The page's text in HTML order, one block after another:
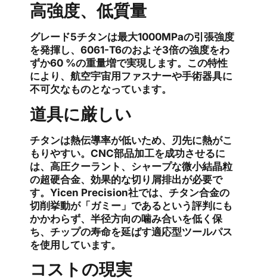
高強度、低質量
グレード5チタンは最大1000MPaの引張強度
を発揮し、6061-T6のおよそ3倍の強度をわ
ずか60 %の重量増で実現します。この特性
により、航空宇宙用ファスナーや手術器具に
不可欠なものとなっています。
道具に厳しい
チタンは熱伝導率が低いため、刃先に熱がこ
もりやすい。CNC部品加工を成功させるに
は、高圧クーラント、シャープな微小結晶粒
の超硬合金、効果的な切り屑排出が必要で
す。Yicen Precision社では、チタン合金の
切削挙動が「ガミー」であるという評判にも
かかわらず、半径方向の噛み合いを低く保
ち、チップの寿命を延ばす適応型ツールパス
を使用しています。
コストの現実